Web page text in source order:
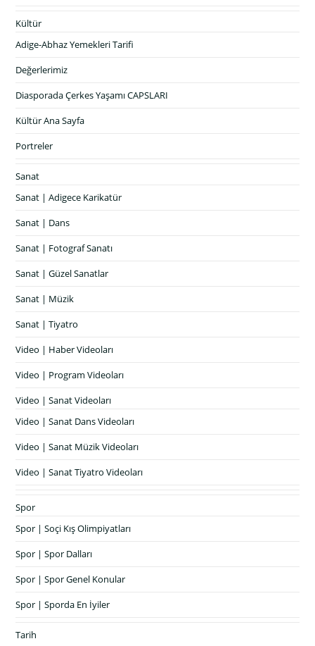
Kültür
Adige-Abhaz Yemekleri Tarifi
Değerlerimiz
Diasporada Çerkes Yaşamı CAPSLARI
Kültür Ana Sayfa
Portreler
Sanat
Sanat | Adigece Karikatür
Sanat | Dans
Sanat | Fotograf Sanatı
Sanat | Güzel Sanatlar
Sanat | Müzik
Sanat | Tiyatro
Video | Haber Videoları
Video | Program Videoları
Video | Sanat Videoları
Video | Sanat Dans Videoları
Video | Sanat Müzik Videoları
Video | Sanat Tiyatro Videoları
Spor
Spor | Soçi Kış Olimpiyatları
Spor | Spor Dalları
Spor | Spor Genel Konular
Spor | Sporda En İyiler
Tarih